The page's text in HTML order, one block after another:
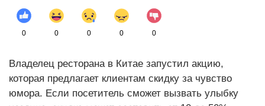
0 0 0 0 0
Владелец ресторана в Китае запустил акцию,
которая предлагает клиентам скидку за чувство
юмора. Если посетитель сможет вызвать улыбку